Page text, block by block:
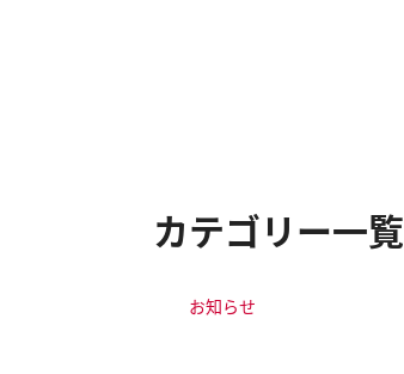
カテゴリー一覧
お知らせ